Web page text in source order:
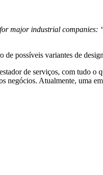
major industrial companies:
de possíveis variantes de
de serviços, com tudo o
negócios. Atualmente, uma